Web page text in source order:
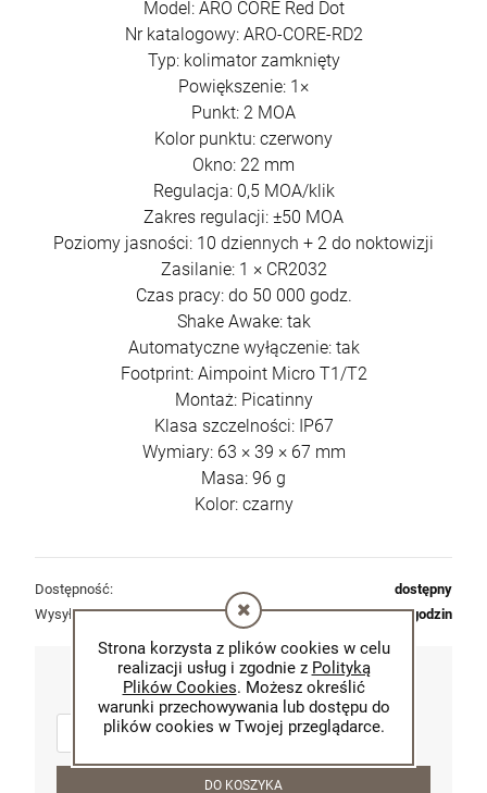
Strona korzysta z plików cookies w celu
realizacji usług i zgodnie z Polityką
Plików Cookies. Możesz określić
warunki przechowywania lub dostępu do
plików cookies w Twojej przeglądarce.
Model: ARO CORE Red Dot
Nr katalogowy: ARO-CORE-RD2
Typ: kolimator zamknięty
Powiększenie: 1×
Punkt: 2 MOA
Kolor punktu: czerwony
Okno: 22 mm
Regulacja: 0,5 MOA/klik
Zakres regulacji: ±50 MOA
Poziomy jasności: 10 dziennych + 2 do noktowizji
Zasilanie: 1 × CR2032
Czas pracy: do 50 000 godz.
Shake Awake: tak
Automatyczne wyłączenie: tak
Footprint: Aimpoint Micro T1/T2
Montaż: Picatinny
Klasa szczelności: IP67
Wymiary: 63 × 39 × 67 mm
Masa: 96 g
Kolor: czarny
Dostępność:
dostępny
Wysyłka w:
48 godzin
899,00 zł
szt.
DO KOSZYKA